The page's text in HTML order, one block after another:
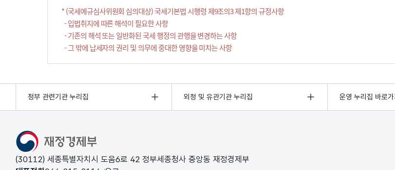
* (국세예규심사위원회 심의대상) 국세기본법 시행령 제9조의3 제1항의 규정사항
- 입법취지에 따른 해석이 필요한 사항
- 기존의 해석 또는 일반화된 국세 행정의 관행을 변경하는 사항
- 그 밖에 납세자의 권리 및 의무에 중대한 영향을 미치는 사항
정부 관련기관 누리집 외청 및 유관기관 누리집 운영 누리집 바로가
(30112) 세종특별자치시 도움6로 42 정부세종청사 중앙동 재정경제부